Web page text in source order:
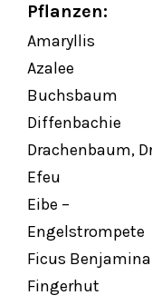
Pflanzen:
Amaryllis
Azalee
Buchsbaum
Diffenbachie
Drachenbaum,
Efeu
Eibe –
Engelstrompete
Ficus Benjamina
Fingerhut